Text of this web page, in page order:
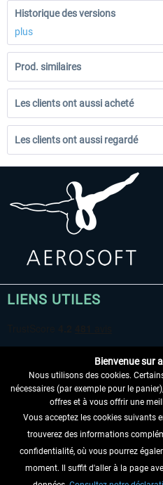
Historique des versions
plus
Prod. similaires
Les clients ont aussi acheté
Les clients ont aussi regardé
LIENS UTILES
RENONCER AU CONTRAT ICI
INFORMATIONS
Bienvenue sur
Nous utilisons des cookies.
nécessaires (par exemple pour le
offres et à vous offrir une
Vous acceptez les cookies suivants
trouverez des informations
confidentialité, où vous pourrez
moment. Il suffit d'aller à la page